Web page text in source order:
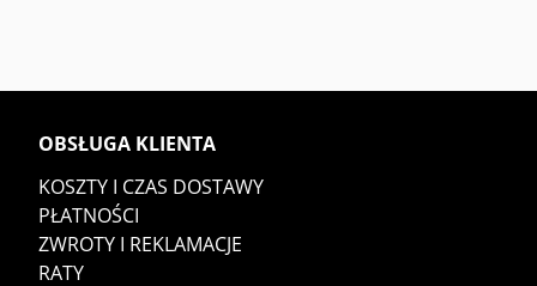
OBSŁUGA KLIENTA
KOSZTY I CZAS DOSTAWY
PŁATNOŚCI
ZWROTY I REKLAMACJE
RATY